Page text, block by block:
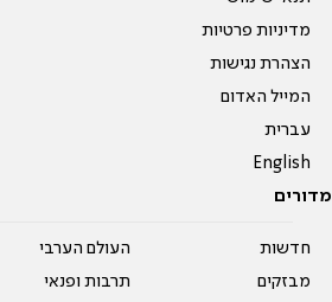
מדיניות פרטיות
הצהרת נגישות
המייל האדום
עברית
English
מדורים
חדשות
מבזקים
העולם הערבי
תרבות ופנאי